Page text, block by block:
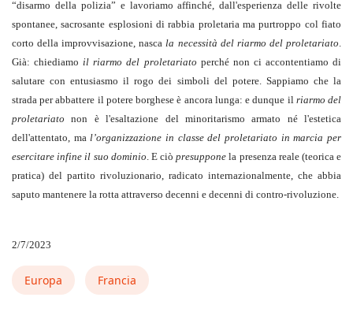
“disarmo della polizia” e lavoriamo affinché, dall'esperienza delle rivolte
spontanee, sacrosante esplosioni di rabbia proletaria ma purtroppo col fiato
corto della improvvisazione, nascala necessità del riarmo del proletariato.
Già: chiediamoil riarmo del proletariato perché non ci accontentiamo di
salutare con entusiasmo il rogo dei simboli del potere. Sappiamo che la
strada per abbattere il potere borghese è ancora lunga: e dunque il riarmo del
proletariato non è l'esaltazione del minoritarismo armato né l'estetica
dell'attentato, mal’organizzazione in classe del proletariato in marcia per
esercitare infine il suo dominio. E ciòpresuppone la presenza reale (teorica e
pratica) del partito rivoluzionario, radicato internazionalmente, che abbia
saputo mantenere la rotta attraverso decenni e decenni di contro-rivoluzione.
2/7/2023
Europa Francia